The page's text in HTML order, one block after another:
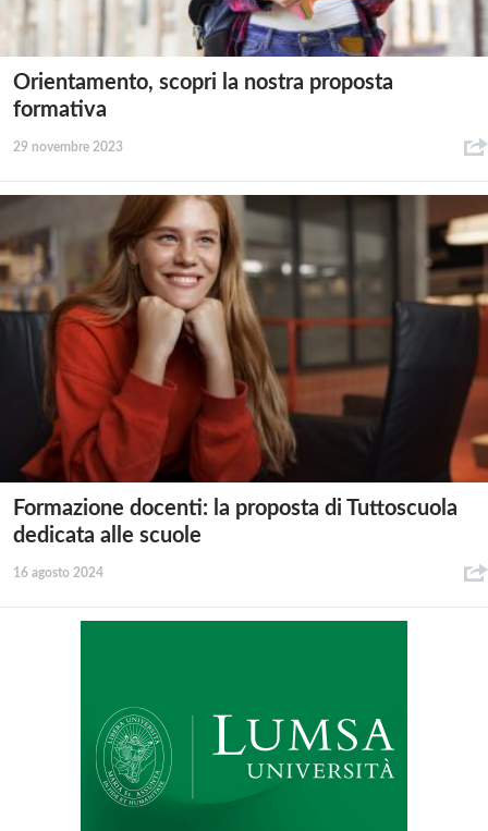
Orientamento, scopri la nostra proposta
formativa
29 novembre 2023
Formazione docenti: la proposta di Tuttoscuola
dedicata alle scuole
16 agosto 2024